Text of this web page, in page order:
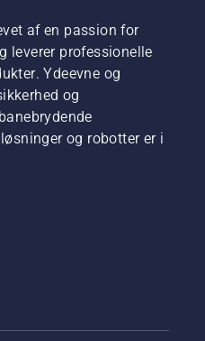
af en passion for
leverer professionelle
Ydeevne og
og
og robotter er i